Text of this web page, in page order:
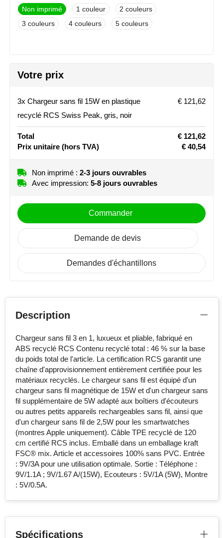
Retulp
Sophie Muval
Stanley
Stilolinea
STORMaxi
Swiss Peak
The One Towelling
Victorinox
Vinga
Non imprimé
1
2
3
4 5
Votre prix
3x Chargeur sans fil 15W en plastique
recyclé RCS Swiss Peak, gris, noir
€ 121,62
Total
€ 121,62
Prix unitaire (hors TVA) € 40,54
Non imprimé : 2-3 jours ouvrables
Avec impression: 5-8 jours ouvrables
Commander
Demande de devis
Demandes d'échantillons
Description
Chargeur sans fil 3 en 1, luxueux et pliable, fabriqué en
ABS recyclé RCS Contenu recyclé total : 46 % sur la base
du poids total de l'article. La certification RCS garantit une
chaîne d'approvisionnement entièrement certifiée pour les
matériaux recyclés. Le chargeur sans fil est équipé d'un
chargeur sans fil magnétique de 15W et d'un chargeur sans
fil supplémentaire de 5W adapté aux boîtiers d'écouteurs
ou autres petits appareils rechargeables sans fil, ainsi que
d'un chargeur sans fil de 2,5W pour les smartwatches
(montres Apple uniquement). Câble TPE recyclé de 120
cm certifié RCS inclus. Emballé dans un emballage kraft
FSC® mix. Article et accessoires 100% sans PVC. Entrée
: 9V/3A pour une utilisation optimale. Sortie : Téléphone :
9V/1.1A ; 9V/1.67 A/(15W), Ecouteurs : 5V/1A (5W), Montre
: 5V/0.5A.
Spécifications